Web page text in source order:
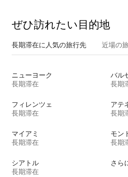
ぜひ訪⁠れ⁠た⁠い目⁠的⁠地
長期滞在に人気の旅行先 近場の
ニューヨーク
長期滞在
バル
長期
フィレンツェ
長期滞在
アテ
長期
マイアミ
長期滞在
モン
長期
シアトル
長期滞在
さら